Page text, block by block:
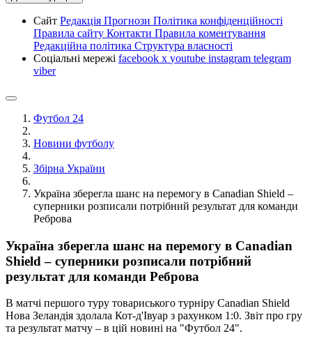
Сайт Редакція Прогнози Політика конфіденційності
Правила сайту Контакти Правила коментування
Редакційна політика Структура власності
Соціальні мережі facebook x youtube instagram telegram
viber
Футбол 24
Новини футболу
Збірна України
Україна зберегла шанс на перемогу в Canadian Shield –
суперники розписали потрібний результат для команди
Реброва
Україна зберегла шанс на перемогу в Canadian
Shield – суперники розписали потрібний
результат для команди Реброва
В матчі першого туру товариського турніру Canadian Shield
Нова Зеландія здолала Кот-д'Івуар з рахунком 1:0. Звіт про гру
та результат матчу – в цій новині на "Футбол 24".